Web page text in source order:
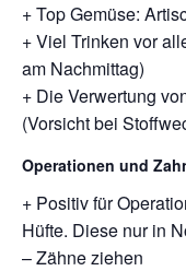
+ Top Gemüse:
+ Viel Trinken vor
am Nachmittag)
+ Die Verwertung
(Vorsicht bei
Operationen und
+ Positiv für
Hüfte. Diese nur in
– Zähne ziehen